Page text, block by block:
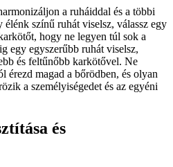
a ruháiddal és a többi
színű ruhát viselsz, válassz egy
hogy ne legyen túl sok a
egy egyszerűbb ruhát viselsz,
és feltűnőbb karkötővel. Ne
érezd magad a bőrödben, és olyan
a személyiségedet és az egyéni
és